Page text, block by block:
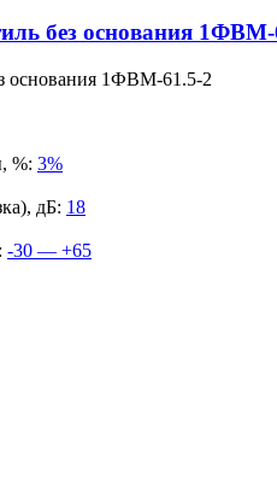
без основания 1ФВМ-
основания 1ФВМ-61.5-2
%: 3%
дБ: 18
: -30 — +65